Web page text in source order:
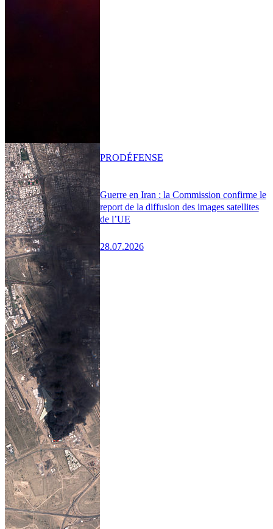
Guerre en Iran : la Commission confirme le
report de la diffusion des images satellites
de l’UE
28.07.2026
PRODÉFENSE